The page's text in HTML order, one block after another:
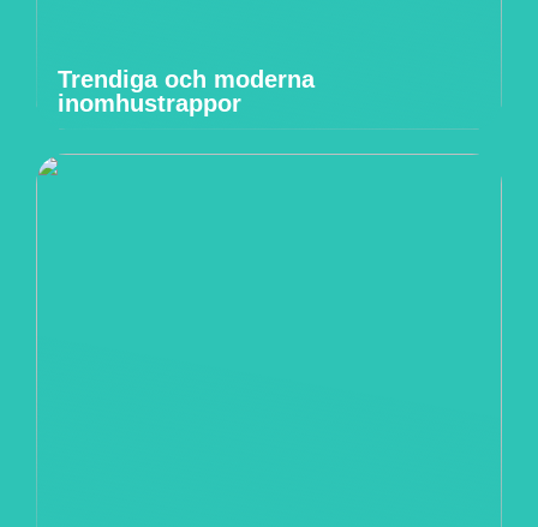
Trendiga och moderna
inomhustrappor